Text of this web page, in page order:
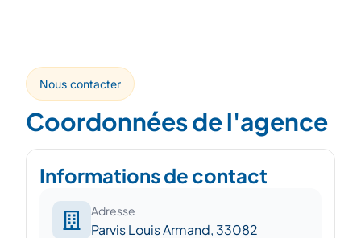
Nous contacter
Coordonnées de l'agence
Informations de contact
Adresse
Parvis Louis Armand, 33082